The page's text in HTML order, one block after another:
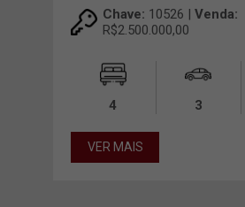
Chave: 10526 | Venda:
R$2.500.000,00
4 3
VER MAIS